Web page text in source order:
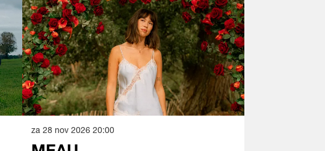
za 28 nov 2026 20:00